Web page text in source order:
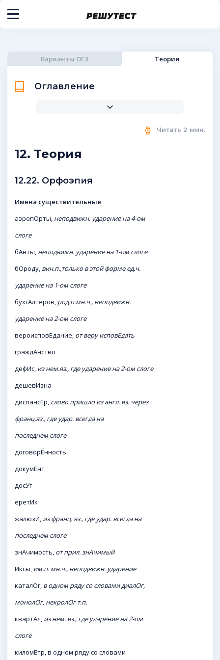
Варианты ОГЭ Теория
Оглавление
12. Теория
Читать 2 мин.
12.22. Орфоэпия
Имена существительные
аэропОрты, неподвижн. ударение на 4-ом
слоге
бАнты, неподвижн. ударение на 1-ом слоге
бОроду, вин.п.,только в этой форме ед.ч.
ударение на 1-ом слоге
бухгАлтеров, род.п.мн.ч., неподвижн.
ударение на 2-ом слоге
вероисповЕдание, от веру исповЕдать
граждАнство
дефИс, из нем.яз., где ударение на 2-ом слоге
дешевИзна
диспансЕр, слово пришло из англ. яз. через
франц.яз., где удар. всегда на
последнем слоге
договорЁнность
докумЕнт
досУг
еретИк
жалюзИ, из франц. яз., где удар. всегда на
последнем слоге
знАчимость, от прил. знАчимый
Иксы, им.п. мн.ч., неподвижн. ударение
каталОг, в одном ряду со словами диалОг,
монолОг, некролОг т.п.
квартАл, из нем. яз., где ударение на 2-ом
слоге
киломЕтр, в одном ряду со словами